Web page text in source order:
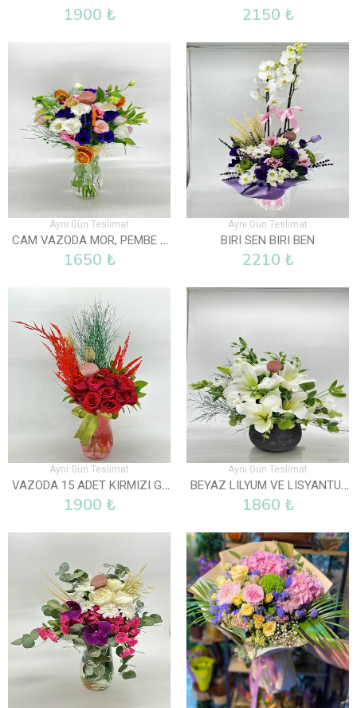
1900 ₺ 2150 ₺
Aynı Gün Teslimat
CAM VAZODA MOR, PEMBE VE BEYAZ LISYANTUS
1650 ₺
Aynı Gün Teslimat
BIRI SEN BIRI BEN
2210 ₺
Aynı Gün Teslimat
VAZODA 15 ADET KIRMIZI GÜL
1900 ₺
Aynı Gün Teslimat
BEYAZ LILYUM VE LISYANTUS ARAJMANI
1860 ₺